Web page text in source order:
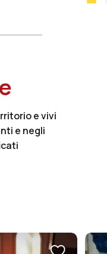
e vivi
e negli